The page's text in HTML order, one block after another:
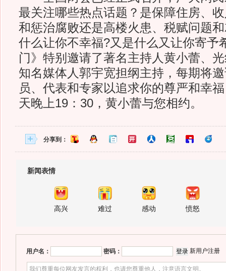
最关注哪些热点话题？是保障住房、
和惩治腐败还是高楼火患、税赋问题
什么让你不幸福?又是什么又让你寄予
门》特别邀请了著名主持人黄小蕾、
知名媒体人郭宇宽担纲主持，每期将
员、代表和专家以追求你的尊严和幸
天晚上19：30，黄小蕾与您相约。
分享到：
新闻表情
高兴 难过 感动 愤怒
用户名： 密码： 新用户注册